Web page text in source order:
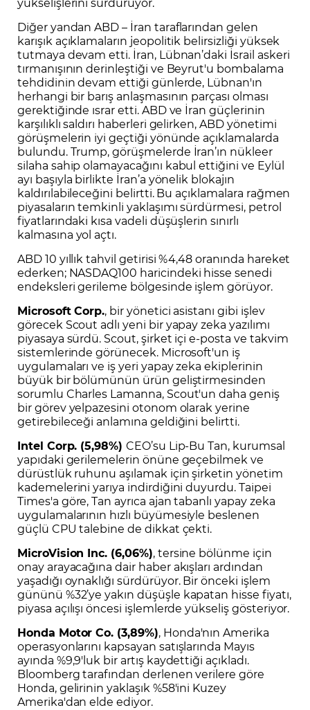
Diğer yandan ABD – İran taraflarından gelen
karışık açıklamaların jeopolitik belirsizliği yüksek
tutmaya devam etti. İran, Lübnan’daki İsrail askeri
tırmanışının derinleştiği ve Beyrut'u bombalama
tehdidinin devam ettiği günlerde, Lübnan'ın
herhangi bir barış anlaşmasının parçası olması
gerektiğinde ısrar etti. ABD ve İran güçlerinin
karşılıklı saldırı haberleri gelirken, ABD yönetimi
görüşmelerin iyi geçtiği yönünde açıklamalarda
bulundu. Trump, görüşmelerde İran’ın nükleer
silaha sahip olamayacağını kabul ettiğini ve Eylül
ayı başıyla birlikte İran’a yönelik blokajın
kaldırılabileceğini belirtti. Bu açıklamalara rağmen
piyasaların temkinli yaklaşımı sürdürmesi, petrol
fiyatlarındaki kısa vadeli düşüşlerin sınırlı
kalmasına yol açtı.
ABD 10 yıllık tahvil getirisi %4,48 oranında hareket
ederken; NASDAQ100 haricindeki hisse senedi
endeksleri gerileme bölgesinde işlem görüyor.
Microsoft Corp., bir yönetici asistanı gibi işlev
görecek Scout adlı yeni bir yapay zeka yazılımı
piyasaya sürdü. Scout, şirket içi e-posta ve takvim
sistemlerinde görünecek. Microsoft'un iş
uygulamaları ve iş yeri yapay zeka ekiplerinin
büyük bir bölümünün ürün geliştirmesinden
sorumlu Charles Lamanna, Scout'un daha geniş
bir görev yelpazesini otonom olarak yerine
getirebileceği anlamına geldiğini belirtti.
Intel Corp. (5,98%) CEO’su Lip-Bu Tan, kurumsal
yapıdaki gerilemelerin önüne geçebilmek ve
dürüstlük ruhunu aşılamak için şirketin yönetim
kademelerini yarıya indirdiğini duyurdu. Taipei
Times'a göre, Tan ayrıca ajan tabanlı yapay zeka
uygulamalarının hızlı büyümesiyle beslenen
güçlü CPU talebine de dikkat çekti.
MicroVision Inc. (6,06%), tersine bölünme için
onay arayacağına dair haber akışları ardından
yaşadığı oynaklığı sürdürüyor. Bir önceki işlem
gününü %32’ye yakın düşüşle kapatan hisse fiyatı,
piyasa açılışı öncesi işlemlerde yükseliş gösteriyor.
Honda Motor Co. (3,89%), Honda'nın Amerika
operasyonlarını kapsayan satışlarında Mayıs
ayında %9,9'luk bir artış kaydettiği açıkladı.
Bloomberg tarafından derlenen verilere göre
Honda, gelirinin yaklaşık %58'ini Kuzey
Amerika'dan elde ediyor.